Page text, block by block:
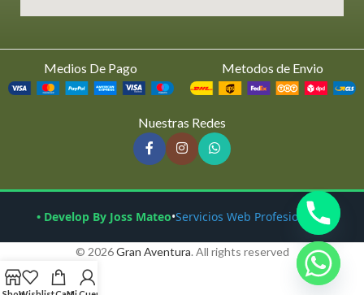
Medios De Pago Metodos de Envio
Nuestras Redes
• Develop By Joss Mateo•Servicios Web Profesionales
© 2026Gran Aventura. All rights reserved